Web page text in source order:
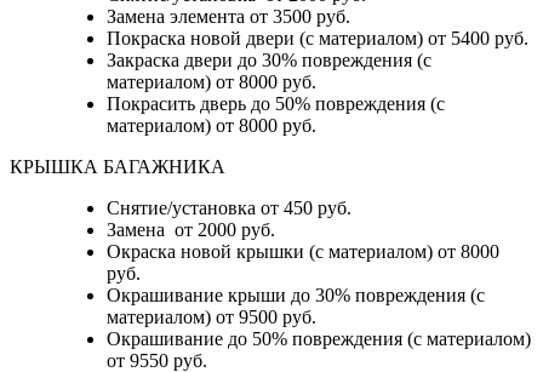
Замена элемента от 3500 руб.
Покраска новой двери (с материалом) от 5400 руб.
Закраска двери до 30% повреждения (с
материалом) от 8000 руб.
Покрасить дверь до 50% повреждения (с
материалом) от 8000 руб.
КРЫШКА БАГАЖНИКА
Снятие/установка от 450 руб.
Замена от 2000 руб.
Окраска новой крышки (с материалом) от 8000
руб.
Окрашивание крыши до 30% повреждения (с
материалом) от 9500 руб.
Окрашивание до 50% повреждения (с материалом)
от 9550 руб.